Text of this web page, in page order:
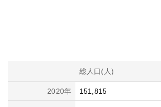
総人口(人)
2020年 151,815